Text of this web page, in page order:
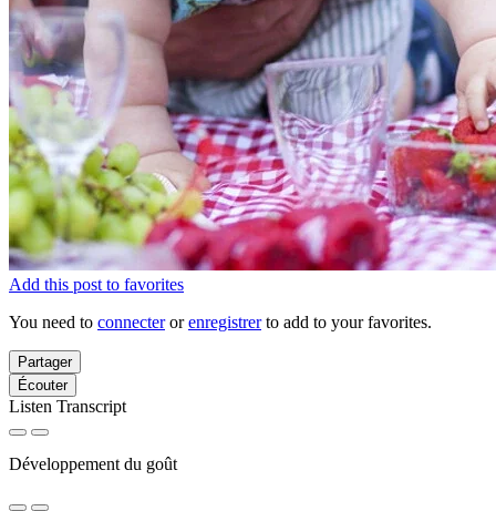
Add this post to favorites
You need to connecterorenregistrerto add to your favorites.
Partager
Écouter
Listen Transcript
Développement du goût